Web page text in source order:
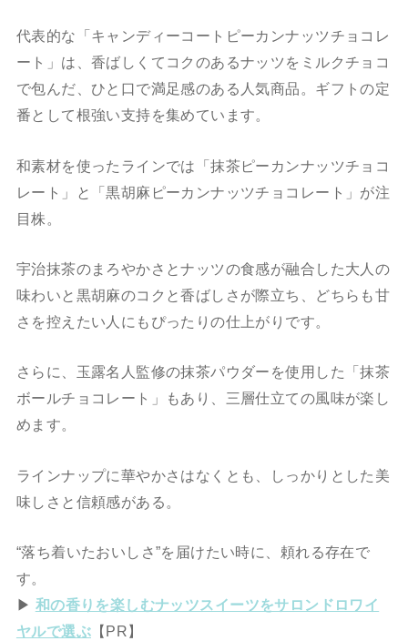
代表的な「キャンディーコートピーカンナッツチョコレ
ート」は、香ばしくてコクのあるナッツをミルクチョコ
で包んだ、ひと口で満足感のある人気商品。ギフトの定
番として根強い支持を集めています。
和素材を使ったラインでは「抹茶ピーカンナッツチョコ
レート」と「黒胡麻ピーカンナッツチョコレート」が注
目株。
宇治抹茶のまろやかさとナッツの食感が融合した大人の
味わいと黒胡麻のコクと香ばしさが際立ち、どちらも甘
さを控えたい人にもぴったりの仕上がりです。
さらに、玉露名人監修の抹茶パウダーを使用した「抹茶
ボールチョコレート」もあり、三層仕立ての風味が楽し
めます。
ラインナップに華やかさはなくとも、しっかりとした美
味しさと信頼感がある。
“落ち着いたおいしさ”を届けたい時に、頼れる存在で
す。
▶ 和の香りを楽しむナッツスイーツをサロンドロワイ
ヤルで選ぶ【PR】